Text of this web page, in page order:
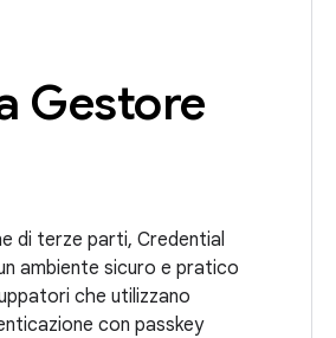
Gestore
di terze parti, Credential
ambiente sicuro e pratico
che utilizzano
con passkey